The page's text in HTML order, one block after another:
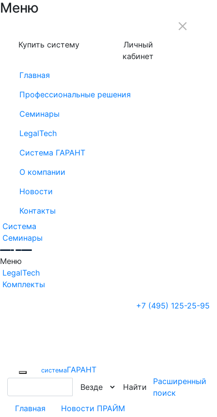
Меню
Купить систему
Личный
кабинет
Главная
Профессиональные решения
Семинары
LegalTech
Система ГАРАНТ
О компании
Новости
Контакты
Система
Семинары
Меню
LegalTech
Комплекты
+7 (495) 125-25-95
cистемаГАРАНТ
Найти
Расширенный
поиск
Главная
Новости ПРАЙМ